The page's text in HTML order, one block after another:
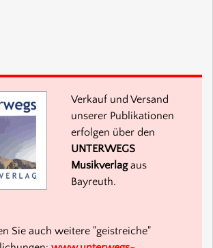
Verkauf und Versand
unserer Publikationen
erfolgen über den
UNTERWEGS
Musikverlagaus
Bayreuth.
Sie auch weitere "geistreiche"